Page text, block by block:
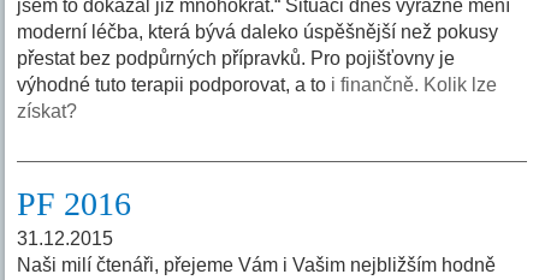
jsem to dokázal již mnohokrát.“ Situaci dnes výrazně mění
moderní léčba, která bývá daleko úspěšnější než pokusy
přestat bez podpůrných přípravků. Pro pojišťovny je
výhodné tuto terapii podporovat, a to i finančně. Kolik lze
získat?
PF 2016
31.12.2015
Naši milí čtenáři, přejeme Vám i Vašim nejbližším hodně